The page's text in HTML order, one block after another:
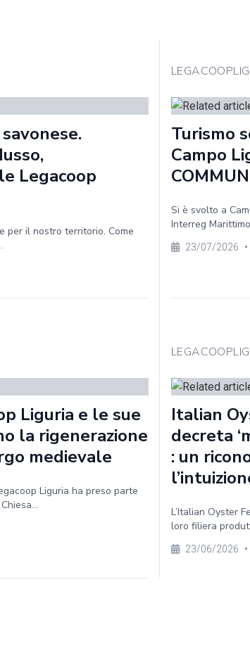
Legacoop
per il nostro territorio. Come
Turismo
Campo
Si è svolto a
Interreg
23/07/2026 •
Liguria e le sue
la rigenerazione
medievale
Liguria ha preso parte
Italian
decreta
: un
L’Italian Oyster
loro filiera
23/06/2026 •